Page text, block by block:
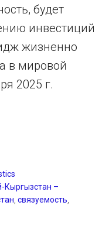
будет
инвестиций
жизненно
в мировой
2025 г.
Кыргызстан –
,связуемость